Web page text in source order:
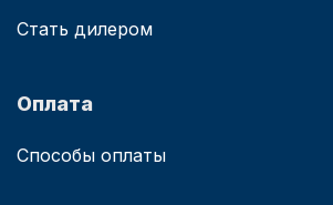
Стать дилером
Оплата
Способы оплаты